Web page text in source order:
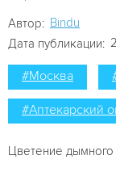
Автор: Bindu
Дата публикации:
#Москва
#Аптекарский
Цветение дымного